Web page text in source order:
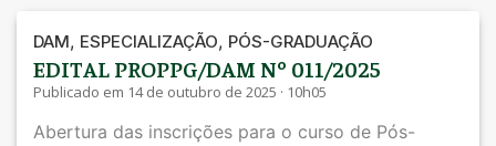
DAM, ESPECIALIZAÇÃO, PÓS-GRADUAÇÃO
EDITAL PROPPG/DAM Nº 011/2025
Publicado em 14 de outubro de 2025 · 10h05
Abertura das inscrições para o curso de Pós-